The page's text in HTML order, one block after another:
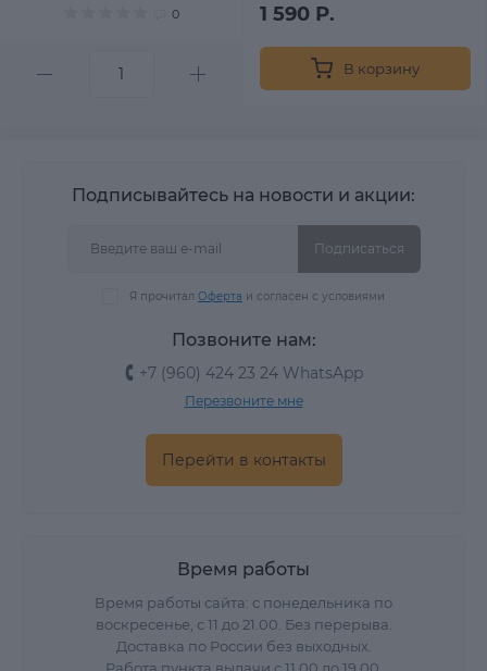
0 1 590 Р.
В корзину
Подписывайтесь на новости и акции:
Подписаться
Я прочитал Оферта и согласен с условиями
Позвоните нам:
+7 (960) 424 23 24 WhatsApp
Перезвоните мне
Перейти в контакты
Время работы
Время работы сайта: с понедельника по
воскресенье, с 11 до 21.00. Без перерыва.
Доставка по России без выходных.
Работа пункта выдачи с 11.00 до 19.00.